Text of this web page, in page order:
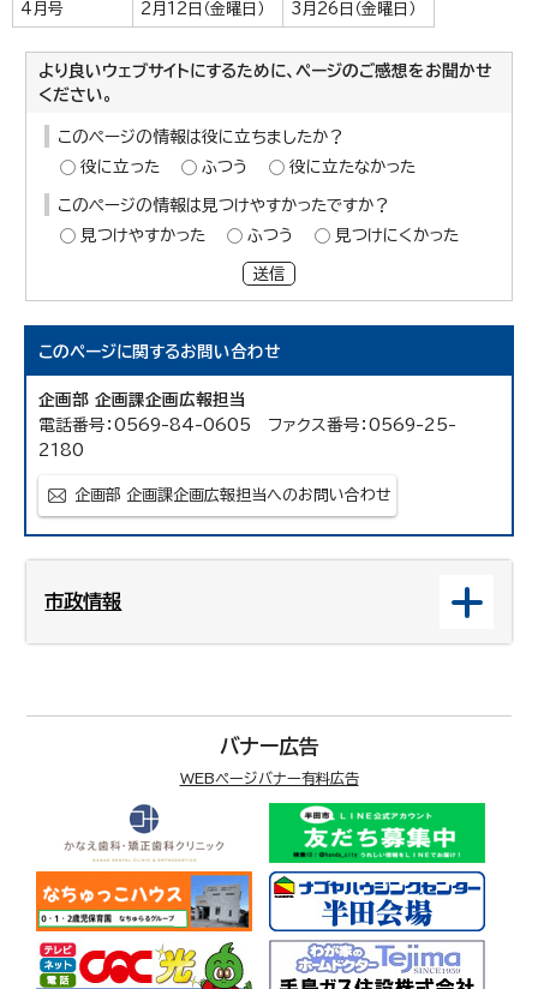
4月号 2月12日（金曜日） 3月26日（金曜日）
より良いウェブサイトにするために、ページのご感想をお聞かせ
ください。
このページの情報は役に立ちましたか？
役に立った
ふつう 役に立たなかった
このページの情報は見つけやすかったですか？
見つけやすかった
ふつう 見つけにくかった
送信
このページに関するお問い合わせ
企画部 企画課企画広報担当
電話番号：0569-84-0605 ファクス番号：0569-25-
2180
企画部 企画課企画広報担当へのお問い合わせ
市政情報
バナー広告
WEBページバナー有料広告